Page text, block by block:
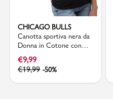
CHICAGO BULLS
Canotta sportiva nera da
Donna in Cotone con
stampa Chicago Bulls
NBA
€9,99
€19,99 -50%